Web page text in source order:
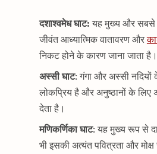
दशाश्वमेध घाट:यह मुख्य और सबसे
जीवंत आध्यात्मिक वातावरण और
निकट होने के कारण जाना जाता है।
अस्सी घाट: गंगा और अस्सी
लोकप्रिय है और अनुष्ठानों के लिए
देता है।
मणिकर्णिका घाट: यह मुख्य रूप से
भी इसकी अत्यंत पवित्रता और